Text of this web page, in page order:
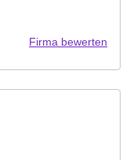
Firma bewerten